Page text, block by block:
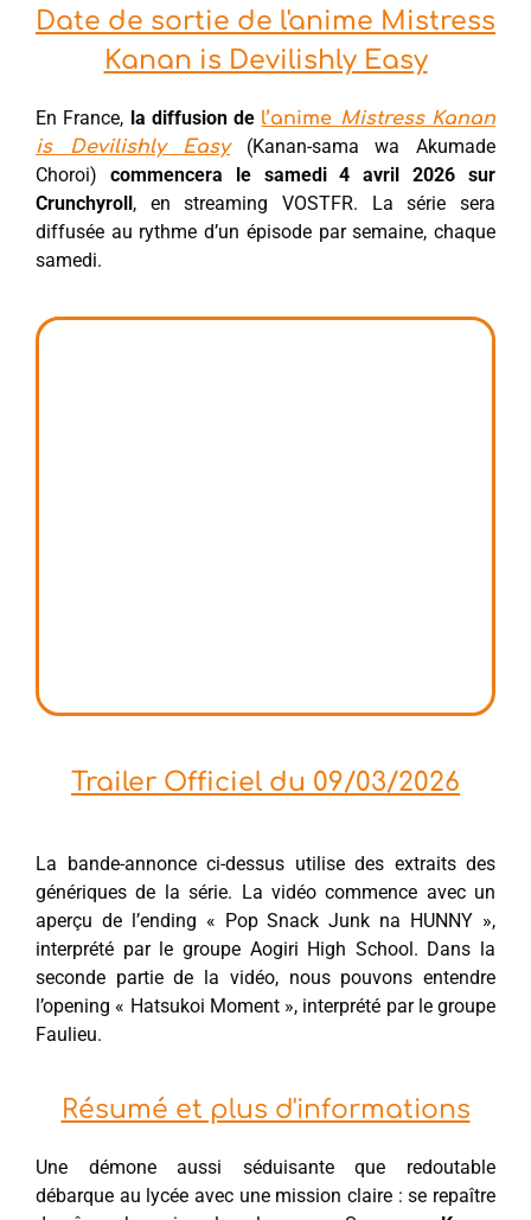
Date de sortie de l'anime Mistress
Kanan is Devilishly Easy
En France, la diffusion de l’anime Mistress Kanan
is Devilishly Easy
(Kanan-sama wa Akumade
Choroi) commencera le samedi 4 avril 2026 sur
Crunchyroll, en streaming VOSTFR. La série sera
diffusée au rythme d’un épisode par semaine, chaque
samedi.
Trailer Officiel du 09/03/2026
La bande-annonce ci-dessus utilise des extraits des
génériques de la série. La vidéo commence avec un
aperçu de l’ending « Pop Snack Junk na HUNNY »,
interprété par le groupe Aogiri High School. Dans la
seconde partie de la vidéo, nous pouvons entendre
l’opening « Hatsukoi Moment », interprété par le groupe
Faulieu.
Résumé et plus d'informations
Une démone aussi séduisante que redoutable
débarque au lycée avec une mission claire : se repaître